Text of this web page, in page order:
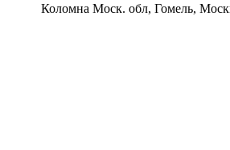
Коломна Моск. обл, Гомель,